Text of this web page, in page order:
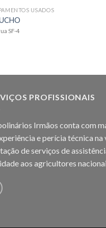
USADOS
SF-4
PROFISSIONAIS
Irmãos conta com
e perícia técnica na
de serviços de
aos agricultores